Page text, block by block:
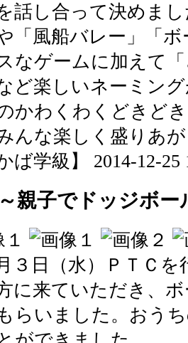
話し合って決めま
「風船バレー」「
なゲームに加えて
ど楽しいネーミン
かわくわくどきど
んな楽しく盛りあ
ば学級】 2014-12-25
親子でドッジボー
３日（水）ＰＴＣ
に来ていただき、
らいました。おう